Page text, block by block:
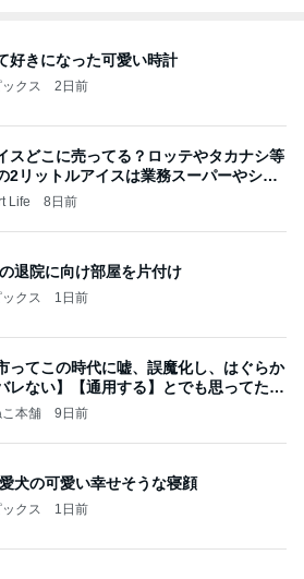
好きになった可愛い時計
クス 2日前
スどこに売ってる？ロッテやタカナシ等
2リットルアイスは業務スーパーやシャ
Life 8日前
退院に向け部屋を片付け
クス 1日前
ってこの時代に嘘、誤魔化し、はぐらか
レない】【通用する】とでも思ってたん
本舗 9日前
犬の可愛い幸せそうな寝顔
クス 1日前